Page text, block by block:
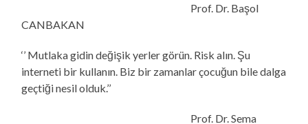
Prof. Dr. Başol
CANBAKAN
‘’ Mutlaka gidin değişik yerler görün. Risk alın. Şu
interneti bir kullanın. Biz bir zamanlar çocuğun bile dalga
geçtiği nesil olduk.’’
Prof. Dr. Sema